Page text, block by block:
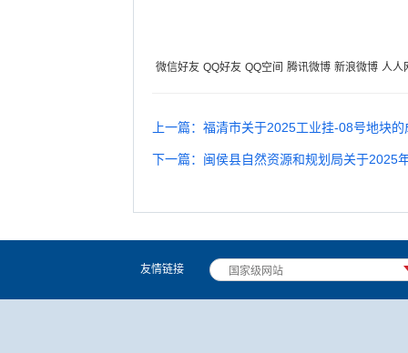
微信好友 QQ好友 QQ空间 腾讯微博 新浪微博 人人
上一篇：福清市关于2025工业挂-08号地块
下一篇：闽侯县自然资源和规划局关于2025
友情链接